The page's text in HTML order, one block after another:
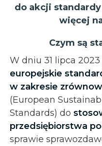
do akcji
więcej
Czym są
W dniu 31 lipca 2023
europejskie
w zakresie
(European
Standards) do
przedsiębiorstwa
sprawie